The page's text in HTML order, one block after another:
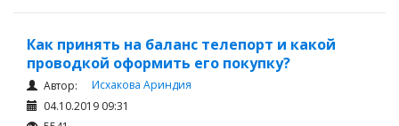
Как принять на баланс телепорт и какой
проводкой оформить его покупку?
Автор:
Исхакова Ариндия
04.10.2019 09:31